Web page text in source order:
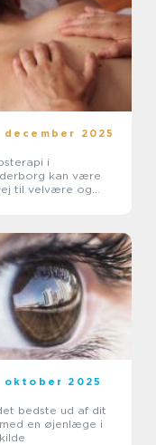
december 2025
i
kan være
til velvære og
oktober 2025
bedste ud af dit
en øjenlæge i